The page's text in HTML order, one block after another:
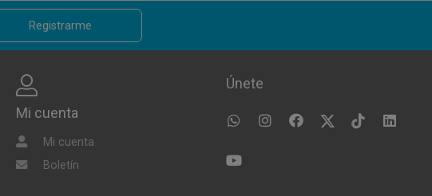
Registrarme
Mi cuenta
Mi cuenta
Boletín
Únete